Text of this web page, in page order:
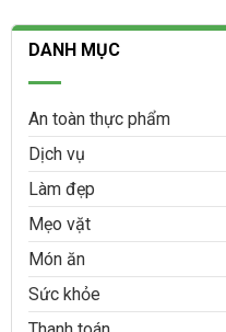
DANH MỤC
An toàn thực phẩm
Dịch vụ
Làm đẹp
Mẹo vặt
Món ăn
Sức khỏe